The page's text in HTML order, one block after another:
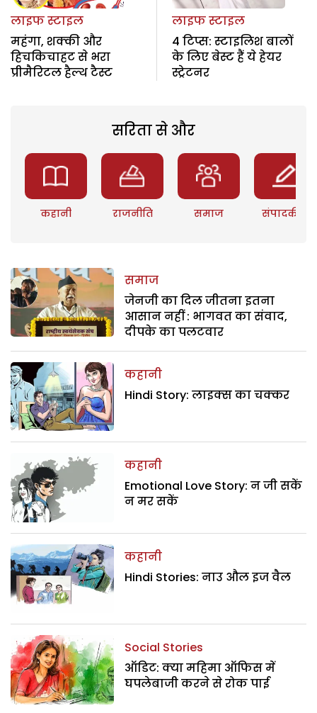
लाइफ स्टाइल
महंगा, शक्की और
हिचकिचाहट से भरा
प्रीमैरिटल हैल्थ टैस्ट
लाइफ स्टाइल
4 टिप्स: स्टाइलिश बालों
के लिए बेस्ट हैं ये हेयर
स्ट्रेटनर
सरिता से और
कहानी राजनीति समाज संपादकीय
समाज
जेनजी का दिल जीतना इतना
आसान नहीं : भागवत का संवाद,
दीपके का पलटवार
कहानी
Hindi Story: लाइक्स का चक्कर
कहानी
Emotional Love Story: न जी सकें
न मर सकें
कहानी
Hindi Stories: नाउ औल इज वैल
Social Stories
ऑडिट: क्या महिमा ऑफिस में
घपलेबाजी करने से रोक पाई